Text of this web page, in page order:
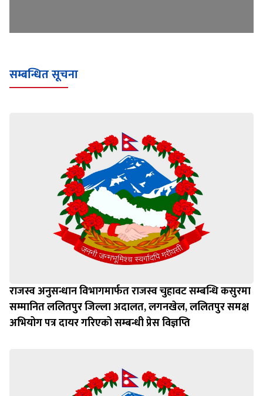
सम्बन्धित सूचना
राजस्व अनुसन्धान विभागमार्फत राजस्व चुहावट सम्बन्धि कसुरमा
सम्मानित ललितपुर जिल्ला अदालत, लगनखेल, ललितपुर समक्ष
अभियोग पत्र दायर गरिएको सम्बन्धी प्रेस विज्ञप्ति